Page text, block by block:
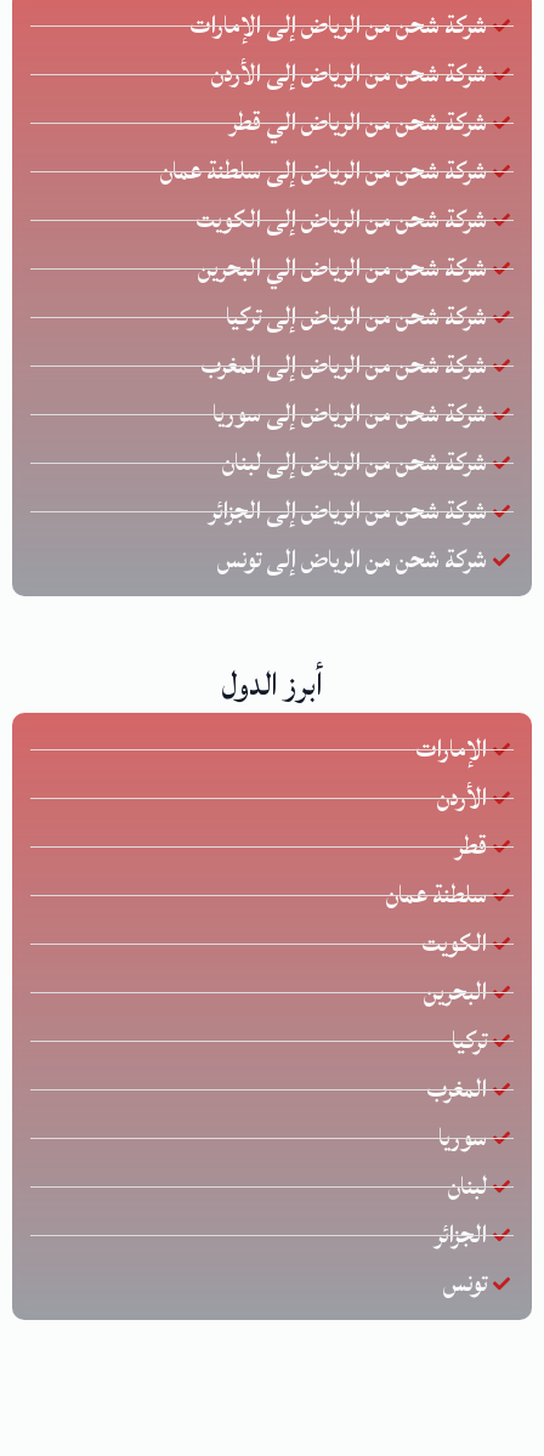
شركة شحن من الرياض إلى الإمارات
شركة شحن من الرياض إلى الأردن
شركة شحن من الرياض الي قطر
شركة شحن من الرياض إلى سلطنة عمان
شركة شحن من الرياض إلى الكويت
شركة شحن من الرياض الي البحرين
شركة شحن من الرياض إلى تركيا
شركة شحن من الرياض إلى المغرب
شركة شحن من الرياض إلى سوريا
شركة شحن من الرياض إلى لبنان
شركة شحن من الرياض إلى الجزائر
شركة شحن من الرياض إلى تونس
أبرز الدول
الإمارات
الأردن
قطر
سلطنة عمان
الكويت
البحرين
تركيا
المغرب
سوريا
لبنان
الجزائر
تونس